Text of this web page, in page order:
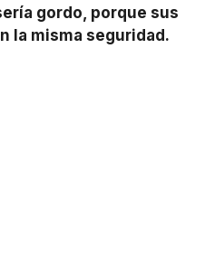
gordo, porque sus
la misma seguridad.